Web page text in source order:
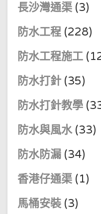
長沙灣通渠 (3)
防水工程 (228)
防水工程施工
防水打針 (35)
防水打針教學
防水與風水(33)
防水防漏 (34)
香港仔通渠 (1)
馬桶安裝 (3)